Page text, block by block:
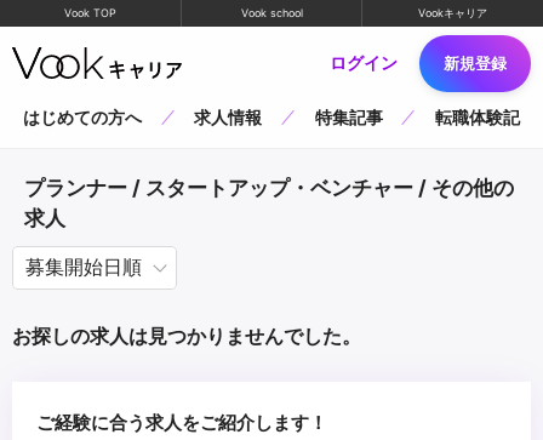
Vook TOP Vook school Vookキャリア
ログイン 新規登録
はじめての方へ 求人情報 特集記事 転職体験記
プランナー / スタートアップ・ベンチャー / その他の
求人
お探しの求人は見つかりませんでした。
ご経験に合う求人をご紹介します！